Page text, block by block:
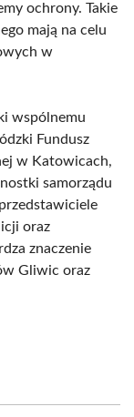
ochrony. Takie
mają na celu
w
wspólnemu
Fundusz
w Katowicach,
samorządu
oraz
znaczenie
Gliwic oraz